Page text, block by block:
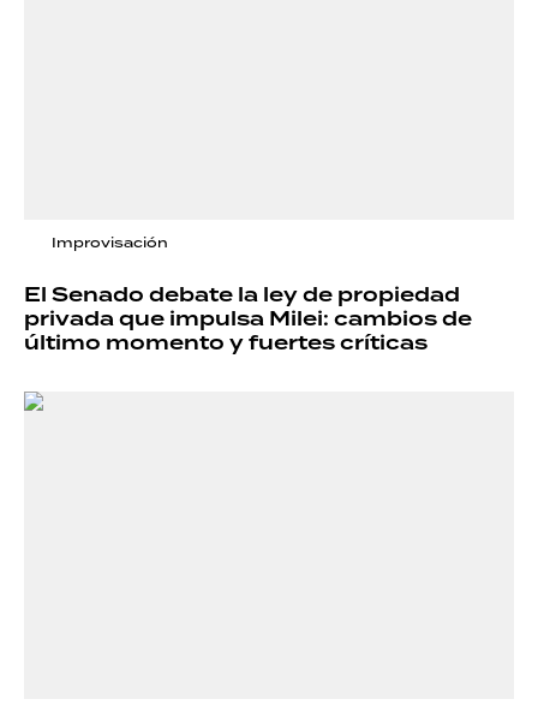
Improvisación
El Senado debate la ley de propiedad
privada que impulsa Milei: cambios de
último momento y fuertes críticas